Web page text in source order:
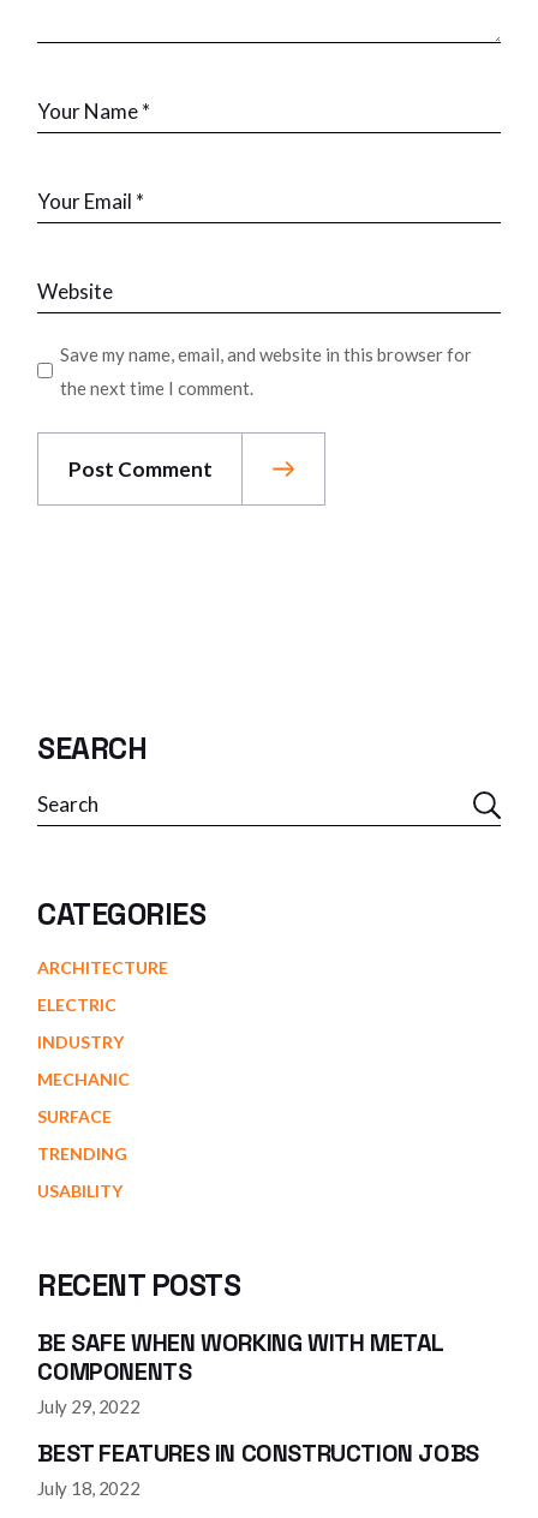
Save my name, email, and website in this browser for
the next time I comment.
Post Comment
SEARCH
CATEGORIES
ARCHITECTURE
ELECTRIC
INDUSTRY
MECHANIC
SURFACE
TRENDING
USABILITY
RECENT POSTS
BE SAFE WHEN WORKING WITH METAL
COMPONENTS
July 29, 2022
BEST FEATURES IN CONSTRUCTION JOBS
July 18, 2022